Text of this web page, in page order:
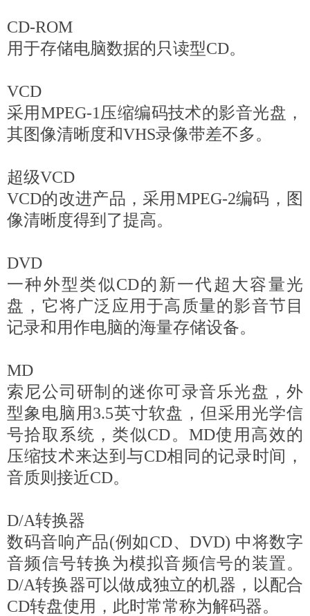
CD-ROM
用于存储电脑数据的只读型CD。
VCD
采用MPEG-1压缩编码技术的影音光盘，
其图像清晰度和VHS录像带差不多。
超级VCD
VCD的改进产品，采用MPEG-2编码，图
像清晰度得到了提高。
DVD
一种外型类似CD的新一代超大容量光
盘，它将广泛应用于高质量的影音节目
记录和用作电脑的海量存储设备。
MD
索尼公司研制的迷你可录音乐光盘，外
型象电脑用3.5英寸软盘，但采用光学信
号拾取系统，类似CD。MD使用高效的
压缩技术来达到与CD相同的记录时间，
音质则接近CD。
D/A转换器
数码音响产品(例如CD、DVD) 中将数字
音频信号转换为模拟音频信号的装置。
D/A转换器可以做成独立的机器，以配合
CD转盘使用，此时常常称为解码器。